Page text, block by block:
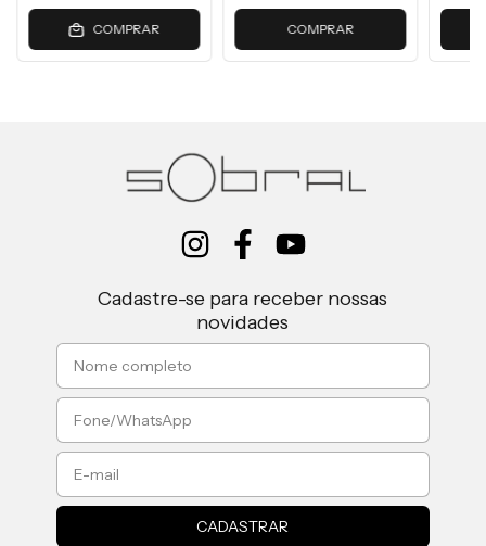
COMPRAR COMPRAR
Cadastre-se para receber nossas
novidades